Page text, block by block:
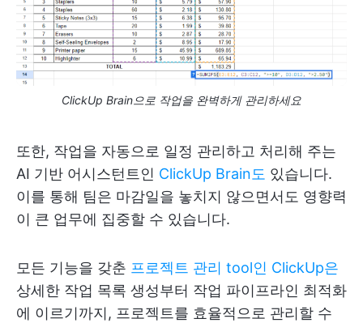
ClickUp Brain으로 작업을 완벽하게 관리하세요
또한, 작업을 자동으로 일정 관리하고 처리해 주는
AI 기반 어시스턴트인 ClickUp Brain도 있습니다.
이를 통해 팀은 마감일을 놓치지 않으면서도 영향력
이 큰 업무에 집중할 수 있습니다.
모든 기능을 갖춘 프로젝트 관리 tool인 ClickUp은
상세한 작업 목록 생성부터 작업 파이프라인 최적화
에 이르기까지, 프로젝트를 효율적으로 관리할 수